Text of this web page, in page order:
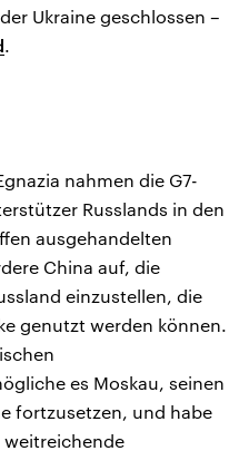
Ukraine geschlossen –
.
nahmen die G7-
Russlands in den
ausgehandelten
China auf, die
einzustellen, die
genutzt werden können.
es Moskau, seinen
fortzusetzen, und habe